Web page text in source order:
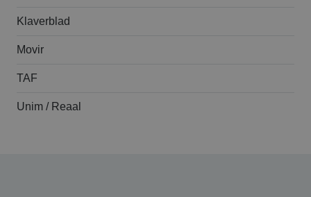
Klaverblad
Movir
TAF
Unim / Reaal